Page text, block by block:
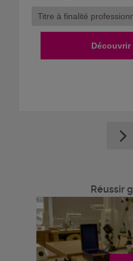
Titre à finalité
Réussir